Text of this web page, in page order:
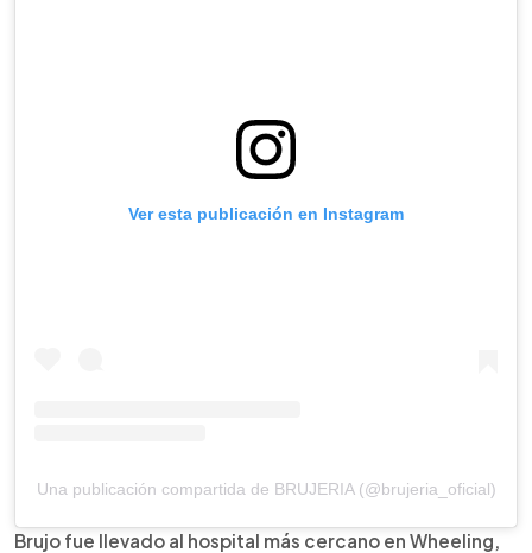
Ver esta publicación en Instagram
Una publicación compartida de BRUJERIA (@brujeria_oficial)
Brujo fue llevado al hospital más cercano en Wheeling,